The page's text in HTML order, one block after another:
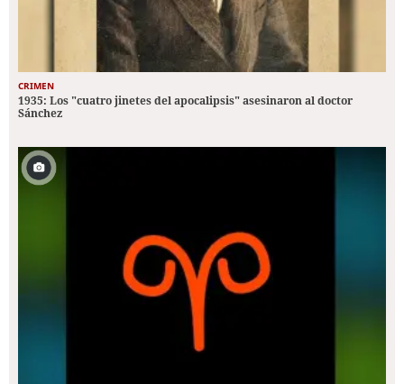
CRIMEN
1935: Los "cuatro jinetes del apocalipsis" asesinaron al doctor
Sánchez